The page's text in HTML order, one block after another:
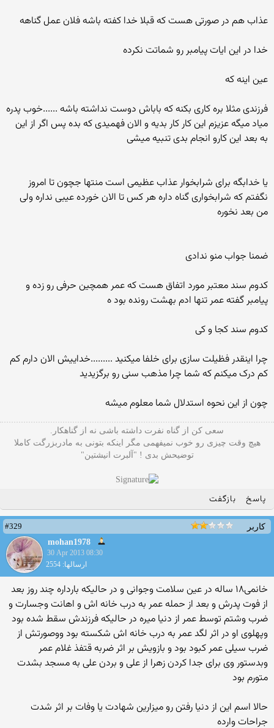
عذاب هم در صورتی هست که قبلا خدا کفته باشه فلان عمل گناهه
خدا در این ایات پیامبر رو شماتت نکرده
عین اینه که
فرزندی مثلا بره کاری بکنه که باباش دوست نداشته باشه ......خوب پدره
میاد میگه عزیزم این کار کار بدیه و الان فهمیدی که بده پس اگر از این
به بعد این کارو انجام بدی تنبیه میشی
یا خدابگه برای شرابخوار عذاب عظیمی است منتها جچون تا امروز
نگفتم که شرابخواری گناه داره هر کس تا الان خورده عیبی نداره ولی
من بعد نخوره
ضمنا جواب منو ندادی
کدوم سند معتبر مورد اتفاق هست که عمر همچین حرفی رو زده و
پیامبر گفته عمر تنها ادم بهشت رونده بود ه
کدوم سند کجا و کی
چرا اینقدر فظیلت سازی برای خلفا میکنید .........خداییش الان دارم کم
کم درک میکنم که شما چرا مذهب سنی رو برگزیدید
چون از این نحوه استدلال شما معلوم میشه
سعی کن از گناه نفرت داشته باشی نه از گناهکار.
هیچ وقت چیزی رو خوب نمیفهمی مگر اینکه بتونی به مادربزرگت کاملا
توضیحش بدی ! "آلبرت انیشتین"
پاسخ بازگفت
کاربر
#329
mohan1978
30 Apr 2013 08:30
ارسالها: 2554
خانمی۱۸ ساله در عین سلامت وجوانی و در حالیکه بارداره چند روز بعد
از فوت پدرش و بعد از حمله عمر به درب خانه اش و اهانت وجسارت و
ضرب وشتم توسط عمر از دنیا میره در حالیکه فرزندش سقط شده بود
وپهلوی او در اثر لگد عمر به درب خانه اش شکسته بود ووصورتش از
ضرب سیلی عمر کبود بود و بازویش بر اثر ضربه قتفذ غلام عمر
وبدستور وی برای جدا کردن زهرا از علی و بردن علی به مسجد بشدت
متورم بود
حالا اسم این از دنیا رفتن رو میزارین شهادت یا وفات بر اثر شدت
جراحات وارده